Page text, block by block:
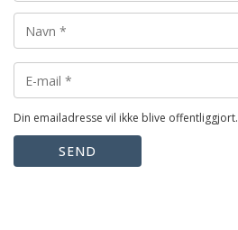
Din emailadresse vil ikke blive offentliggjort.
SEND